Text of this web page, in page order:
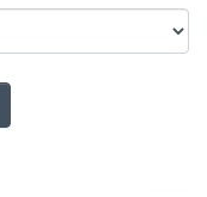
- Educação